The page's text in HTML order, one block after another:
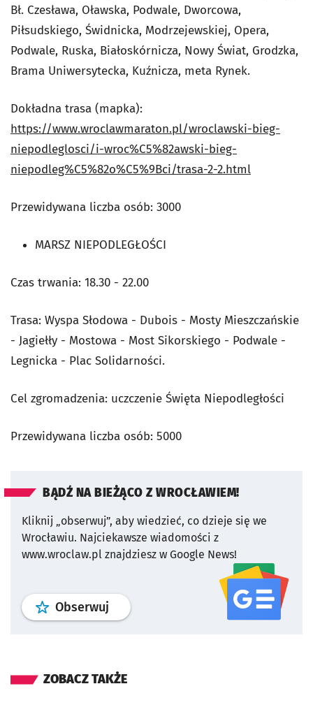
Bł. Czesława, Oławska, Podwale, Dworcowa,
Piłsudskiego, Świdnicka, Modrzejewskiej, Opera,
Podwale, Ruska, Białoskórnicza, Nowy Świat, Grodzka,
Brama Uniwersytecka, Kuźnicza, meta Rynek.
Dokładna trasa (mapka):
https://www.wroclawmaraton.pl/wroclawski-bieg-
niepodleglosci/i-wroc%C5%82awski-bieg-
niepodleg%C5%82o%C5%9Bci/trasa-2-2.html
Przewidywana liczba osób: 3000
MARSZ NIEPODLEGŁOŚCI
Czas trwania: 18.30 - 22.00
Trasa: Wyspa Słodowa - Dubois - Mosty Mieszczańskie
- Jagiełły - Mostowa - Most Sikorskiego - Podwale -
Legnicka - Plac Solidarności.
Cel zgromadzenia: uczczenie Święta Niepodległości
Przewidywana liczba osób: 5000
BĄDŹ NA BIEŻĄCO Z WROCŁAWIEM!
Kliknij „obserwuj”, aby wiedzieć, co dzieje się we
Wrocławiu. Najciekawsze wiadomości z
www.wroclaw.pl znajdziesz w Google News!
Obserwuj profil serwisu
ZOBACZ TAKŻE